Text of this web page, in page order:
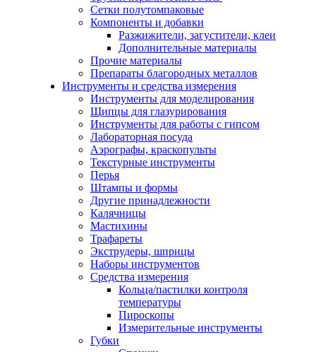
Сетки полутомпаковые
Компоненты и добавки
Разжижители, загустители, клеи
Дополнительные материалы
Прочие материалы
Препараты благородных металлов
Инструменты и средства измерения
Инструменты для моделирования
Щипцы для глазурирования
Инструменты для работы с гипсом
Лабораторная посуда
Аэрографы, краскопульты
Текстурные инструменты
Перья
Штампы и формы
Другие принадлежности
Калячницы
Мастихины
Трафареты
Экструдеры, шприцы
Наборы инструментов
Средства измерения
Кольца/пастилки контроля
температуры
Пироскопы
Измерительные инструменты
Губки